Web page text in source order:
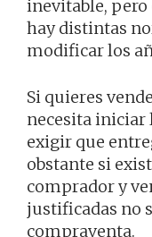
inevitable,
hay distintas
modificar los
Si quieres
necesita iniciar
exigir que
obstante si
comprador y
justificadas no
compraventa.